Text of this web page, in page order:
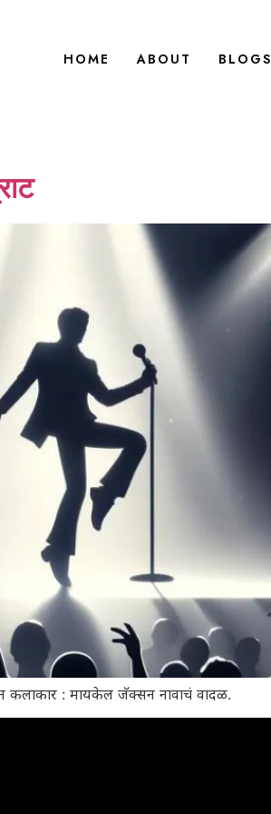
HOME ABOUT BLOGS
कलाकार : मायकेल जॅक्सन नावाचं वादळ.